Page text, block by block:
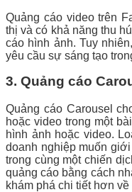
Quảng cáo video trên
thị và có khả năng thu
cáo hình ảnh. Tuy
yêu cầu sự sáng tạo
3. Quảng cáo
Quảng cáo Carousel
hoặc video trong một
hình ảnh hoặc video.
doanh nghiệp muốn
trong cùng một chiến
quảng cáo bằng cách
khám phá chi tiết hơn về